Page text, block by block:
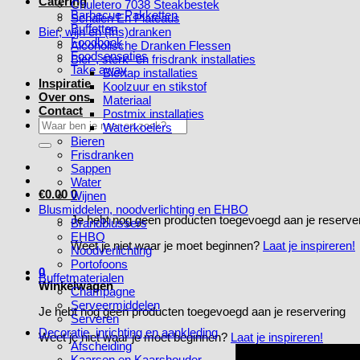
Barbecue Pakketten
Buffetten
Foodbook
Foodsensaties
Take away
Inspiratie
Over ons
Contact
Zoeken
naar:
€0.00 0
Je hebt nog geen producten toegevoegd aan je
Weet je niet waar je moet beginnen? Laat je inspireren!
0
Winkelwagen
Je hebt nog geen producten toegevoegd aan je reservering
Weet je niet waar je moet beginnen? Laat je inspireren!
Chuletero 7038 Steakbestek
Schalen En Plateaus
Bier, wijn en (fris)dranken
Alcoholische Dranken Flessen
Bier-, sterk- en frisdrank installaties
Biertap installaties
Koolzuur en stikstof
Materiaal
Postmix installaties
Waterkoelers
Bieren
Frisdranken
Sappen
Water
Wijnen
Blusmiddelen, noodverlichting en EHBO
Brandblussers
EHBO
Noodverlichting
Portofoons
Buffetmaterialen
Champagne
Serveermiddelen
Serveren
Decoratie, inrichting en aankleding
Afscheiding